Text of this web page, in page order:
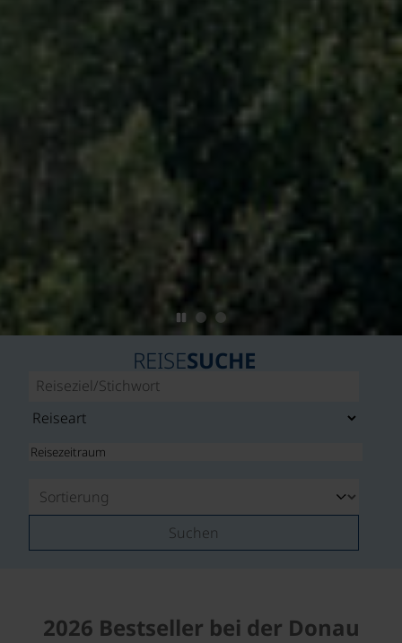
REISESUCHE
Suchen
2026 Bestseller bei der Donau